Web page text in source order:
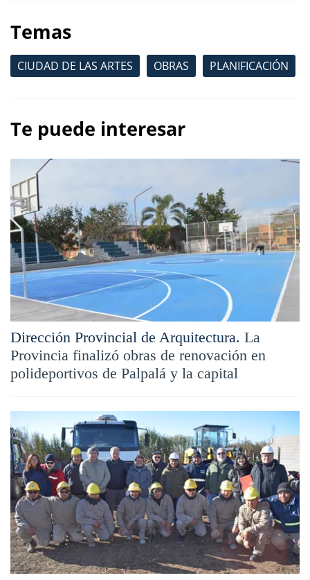
Temas
CIUDAD DE LAS ARTES OBRAS PLANIFICACIÓN
Te puede interesar
Dirección Provincial de Arquitectura. La
Provincia finalizó obras de renovación en
polideportivos de Palpalá y la capital